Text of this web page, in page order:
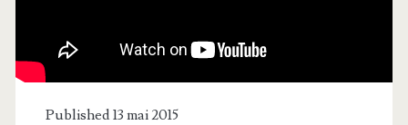
Published 13 mai 2015